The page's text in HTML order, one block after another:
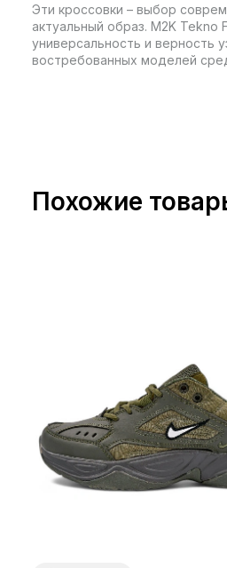
Эти кроссовки – выбор
актуальный образ. M2K Tekno
универсальность и верность
востребованных моделей
Похожие